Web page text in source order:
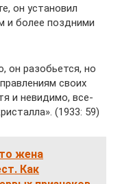
он установил
и более поздними
он разобьется, но
своих
и невидимо, все-
(1933: 59)
жена
Как